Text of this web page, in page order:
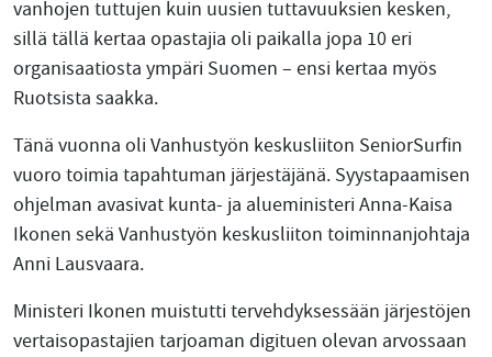
vanhojen tuttujen kuin uusien tuttavuuksien kesken,
sillä tällä kertaa opastajia oli paikalla jopa 10 eri
organisaatiosta ympäri Suomen – ensi kertaa myös
Ruotsista saakka.
Tänä vuonna oli Vanhustyön keskusliiton SeniorSurfin
vuoro toimia tapahtuman järjestäjänä. Syystapaamisen
ohjelman avasivat kunta- ja alueministeri Anna-Kaisa
Ikonen sekä Vanhustyön keskusliiton toiminnanjohtaja
Anni Lausvaara.
Ministeri Ikonen muistutti tervehdyksessään järjestöjen
vertaisopastajien tarjoaman digituen olevan arvossaan